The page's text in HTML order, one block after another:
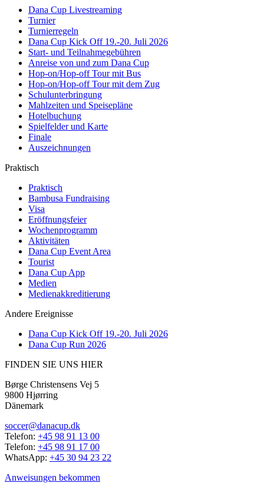
Dana Cup Livestreaming
Turnier
Turnierregeln
Dana Cup Kick Off 19.-20. Juli 2026
Start- und Teilnahmegebühren
Anreise von und zum Dana Cup
Hop-on/Hop-off Tour mit Bus
Hop-on/Hop-off Tour mit dem Zug
Schulunterbringung
Mahlzeiten und Speisepläne
Hotelbuchung
Spielfelder und Karte
Finale
Auszeichnungen
Praktisch
Praktisch
Bambusa Fundraising
Visa
Eröffnungsfeier
Wochenprogramm
Aktivitäten
Dana Cup Event Area
Tourist
Dana Cup App
Medien
Medienakkreditierung
Andere Ereignisse
Dana Cup Kick Off 19.-20. Juli 2026
Dana Cup Run 2026
FINDEN SIE UNS HIER
Børge Christensens Vej 5
9800 Hjørring
Dänemark
soccer@danacup.dk
Telefon: +45 98 91 13 00
Telefon: +45 98 91 17 00
WhatsApp: +45 30 94 23 22
Anweisungen bekommen